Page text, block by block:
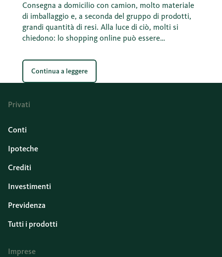
Consegna a domicilio con camion, molto materiale
di imballaggio e, a seconda del gruppo di prodotti,
grandi quantità di resi. Alla luce di ciò, molti si
chiedono: lo shopping online può essere
carbonio dello shopping online è spesso migliore di
quella di un viaggio nei negozi.
Continua a leggere
Privati
Conti
Ipoteche
Crediti
Investimenti
Previdenza
Tutti i prodotti
Imprese